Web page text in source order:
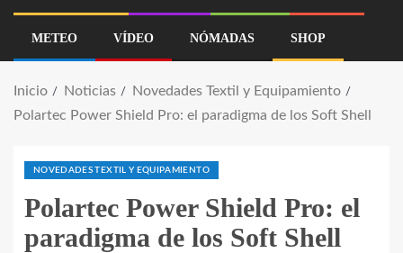
METEO VÍDEO NÓMADAS SHOP
Inicio Noticias
Novedades Textil y Equipamiento
Polartec Power Shield Pro: el paradigma de los Soft Shell
NOVEDADES TEXTIL Y EQUIPAMIENTO
Polartec Power Shield Pro: el
paradigma de los Soft Shell